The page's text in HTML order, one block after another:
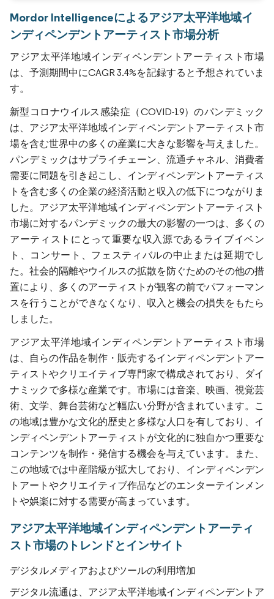
Mordor Intelligenceによるアジア太平洋地域イ
ンディペンデントアーティスト市場分析
アジア太平洋地域インディペンデントアーティスト市場
は、予測期間中にCAGR 3.4%を記録すると予想されていま
す。
新型コロナウイルス感染症（COVID-19）のパンデミック
は、アジア太平洋地域インディペンデントアーティスト市
場を含む世界中の多くの産業に大きな影響を与えました。
パンデミックはサプライチェーン、流通チャネル、消費者
需要に問題を引き起こし、インディペンデントアーティス
トを含む多くの企業の経済活動と収入の低下につながりま
した。アジア太平洋地域インディペンデントアーティスト
市場に対するパンデミックの最大の影響の一つは、多くの
アーティストにとって重要な収入源であるライブイベン
ト、コンサート、フェスティバルの中止または延期でし
た。社会的隔離やウイルスの拡散を防ぐためのその他の措
置により、多くのアーティストが観客の前でパフォーマン
スを行うことができなくなり、収入と機会の損失をもたら
しました。
アジア太平洋地域インディペンデントアーティスト市場
は、自らの作品を制作・販売するインディペンデントアー
ティストやクリエイティブ専門家で構成されており、ダイ
ナミックで多様な産業です。市場には音楽、映画、視覚芸
術、文学、舞台芸術など幅広い分野が含まれています。こ
の地域は豊かな文化的歴史と多様な人口を有しており、イ
ンディペンデントアーティストが文化的に独自かつ重要な
コンテンツを制作・発信する機会を与えています。また、
この地域では中産階級が拡大しており、インディペンデン
トアートやクリエイティブ作品などのエンターテインメン
トや娯楽に対する需要が高まっています。
アジア太平洋地域インディペンデントアーティ
スト市場のトレンドとインサイト
デジタルメディアおよびツールの利用増加
デジタル流通は、アジア太平洋地域インディペンデントア